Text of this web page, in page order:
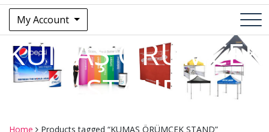
My Account
KUMAŞ ÖRÜMCEK
STAND
Home Products tagged “KUMAŞ ÖRÜMCEK STAND”